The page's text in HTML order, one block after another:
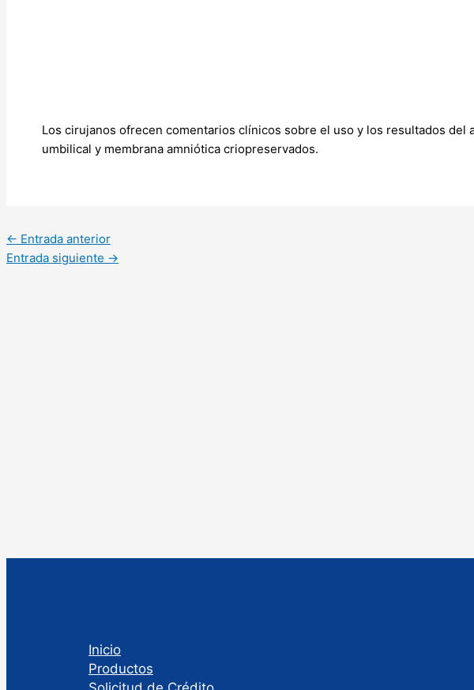
Los cirujanos ofrecen comentarios clínicos sobre el uso y los resultados del
umbilical y membrana amniótica criopreservados.
← Entrada anterior
Entrada siguiente →
Inicio
Productos